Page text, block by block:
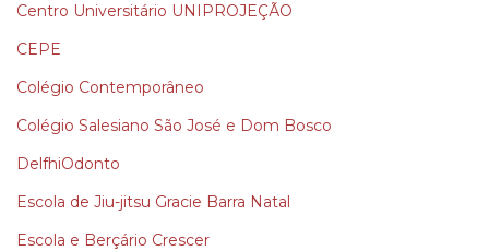
Centro Universitário UNIPROJEÇÃO
CEPE
Colégio Contemporâneo
Colégio Salesiano São José e Dom Bosco
DelfhiOdonto
Escola de Jiu-jitsu Gracie Barra Natal
Escola e Berçário Crescer